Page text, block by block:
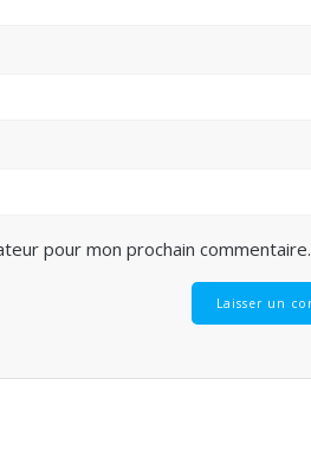
pour mon prochain commentaire.